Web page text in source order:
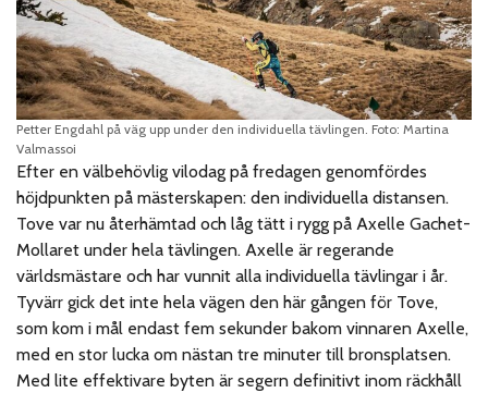
Petter Engdahl på väg upp under den individuella tävlingen. Foto: Martina
Valmassoi
Efter en välbehövlig vilodag på fredagen genomfördes
höjdpunkten på mästerskapen: den individuella distansen.
Tove var nu återhämtad och låg tätt i rygg på Axelle Gachet-
Mollaret under hela tävlingen. Axelle är regerande
världsmästare och har vunnit alla individuella tävlingar i år.
Tyvärr gick det inte hela vägen den här gången för Tove,
som kom i mål endast fem sekunder bakom vinnaren Axelle,
med en stor lucka om nästan tre minuter till bronsplatsen.
Med lite effektivare byten är segern definitivt inom räckhåll